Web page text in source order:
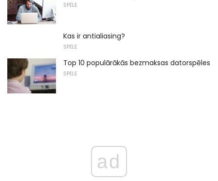
SPĒLE
Kas ir antialiasing?
SPĒLE
Top 10 populārākās bezmaksas datorspēles
SPĒLE
ad